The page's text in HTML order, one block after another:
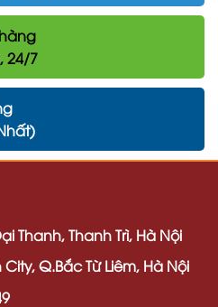
24/7
Thanh, Thanh Trì, Hà Nội
Q.Bắc Từ Liêm, Hà Nội